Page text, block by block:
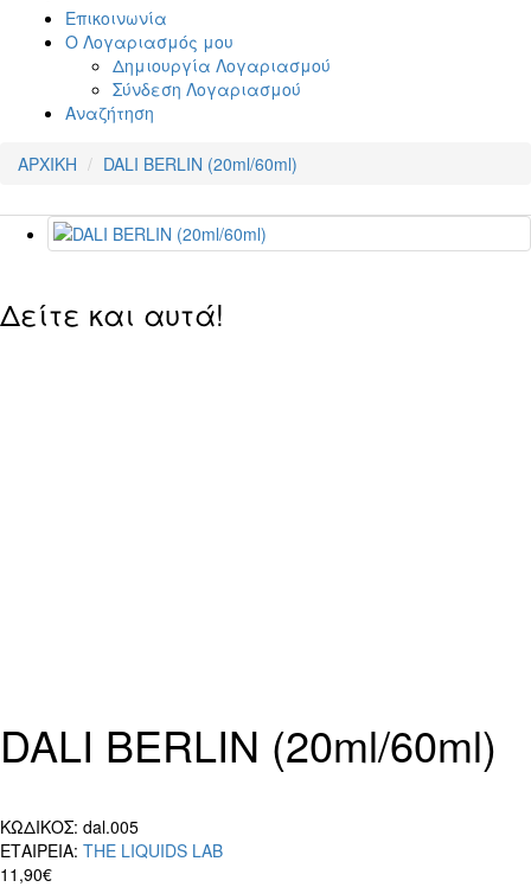
Επικοινωνία
Ο Λογαριασμός μου
Δημιουργία Λογαριασμού
Σύνδεση Λογαριασμού
Αναζήτηση
ΑΡΧΙΚΗ DALI BERLIN (20ml/60ml)
Δείτε και αυτά!
DALI BERLIN (20ml/60ml)
ΚΩΔΙΚΟΣ: dal.005
ΕΤΑΙΡΕΙΑ: THE LIQUIDS LAB
11,90€